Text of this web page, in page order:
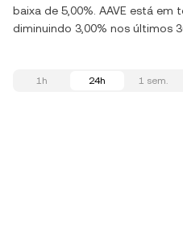
baixa de 5,00%. AAVE está em
diminuindo 3,00% nos últimos
1h 24h 1 sem.